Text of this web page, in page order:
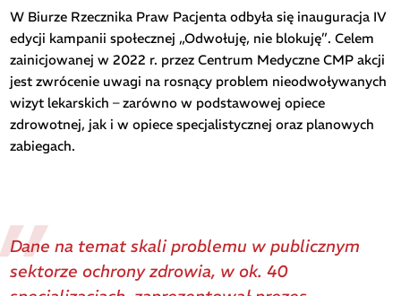
W Biurze Rzecznika Praw Pacjenta odbyła się inauguracja IV
edycji kampanii społecznej „Odwołuję, nie blokuję”. Celem
zainicjowanej w 2022 r. przez Centrum Medyczne CMP akcji
jest zwrócenie uwagi na rosnący problem nieodwoływanych
wizyt lekarskich – zarówno w podstawowej opiece
zdrowotnej, jak i w opiece specjalistycznej oraz planowych
zabiegach.
Dane na temat skali problemu w publicznym
sektorze ochrony zdrowia, w ok. 40